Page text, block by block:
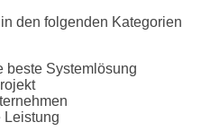
den folgenden Kategorien
Systemlösung